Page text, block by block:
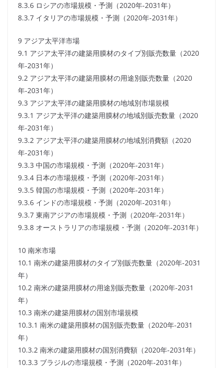
8.3.6 ロシアの市場規模・予測（2020年-2031年）
8.3.7 イタリアの市場規模・予測（2020年-2031年）
9 アジア太平洋市場
9.1 アジア太平洋の建築用膜材のタイプ別販売数量（2020
年-2031年）
9.2 アジア太平洋の建築用膜材の用途別販売数量（2020
年-2031年）
9.3 アジア太平洋の建築用膜材の地域別市場規模
9.3.1 アジア太平洋の建築用膜材の地域別販売数量（2020
年-2031年）
9.3.2 アジア太平洋の建築用膜材の地域別消費額（2020
年-2031年）
9.3.3 中国の市場規模・予測（2020年-2031年）
9.3.4 日本の市場規模・予測（2020年-2031年）
9.3.5 韓国の市場規模・予測（2020年-2031年）
9.3.6 インドの市場規模・予測（2020年-2031年）
9.3.7 東南アジアの市場規模・予測（2020年-2031年）
9.3.8 オーストラリアの市場規模・予測（2020年-2031年）
10 南米市場
10.1 南米の建築用膜材のタイプ別販売数量（2020年-2031
年）
10.2 南米の建築用膜材の用途別販売数量（2020年-2031
年）
10.3 南米の建築用膜材の国別市場規模
10.3.1 南米の建築用膜材の国別販売数量（2020年-2031
年）
10.3.2 南米の建築用膜材の国別消費額（2020年-2031年）
10.3.3 ブラジルの市場規模・予測（2020年-2031年）